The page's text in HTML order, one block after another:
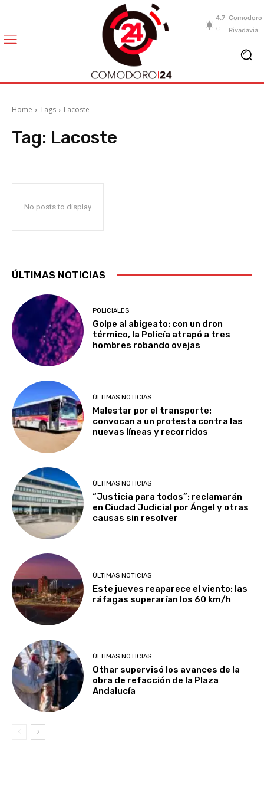
4.7
C
Comodoro
Rivadavia
Home Tags Lacoste
Tag: Lacoste
No posts to display
ÚLTIMAS NOTICIAS
POLICIALES
Golpe al abigeato: con un dron
térmico, la Policía atrapó a tres
hombres robando ovejas
ÚLTIMAS NOTICIAS
Malestar por el transporte:
convocan a un protesta contra las
nuevas líneas y recorridos
ÚLTIMAS NOTICIAS
“Justicia para todos”: reclamarán
en Ciudad Judicial por Ángel y otras
causas sin resolver
ÚLTIMAS NOTICIAS
Este jueves reaparece el viento: las
ráfagas superarían los 60 km/h
ÚLTIMAS NOTICIAS
Othar supervisó los avances de la
obra de refacción de la Plaza
Andalucía